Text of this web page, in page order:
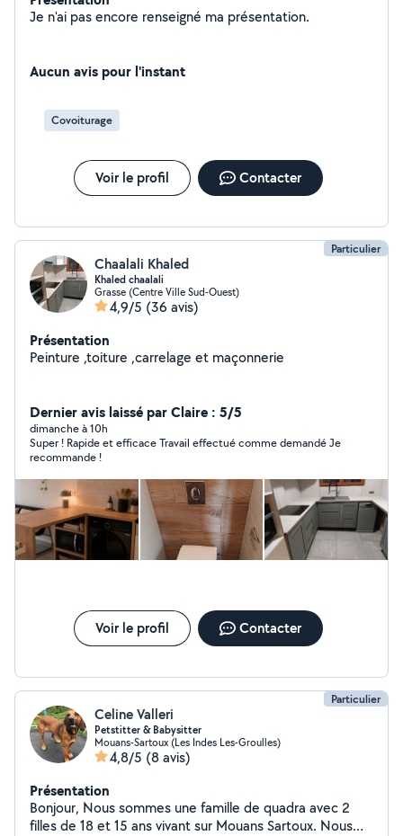
Je n'ai pas encore renseigné ma présentation.
Aucun avis pour l'instant
Covoiturage
Voir le profil Contacter
Particulier
Chaalali Khaled
Khaled chaalali
Grasse (Centre Ville Sud-Ouest)
4,9/5 (36 avis)
Présentation
Peinture ,toiture ,carrelage et maçonnerie
Dernier avis laissé par Claire : 5/5
dimanche à 10h
Super ! Rapide et efficace Travail effectué comme demandé Je
recommande !
Voir le profil Contacter
Particulier
Celine Valleri
Petstitter & Babysitter
Mouans-Sartoux (Les Indes Les-Groulles)
4,8/5 (8 avis)
Présentation
Bonjour, Nous sommes une famille de quadra avec 2
filles de 18 et 15 ans vivant sur Mouans Sartoux. Nous